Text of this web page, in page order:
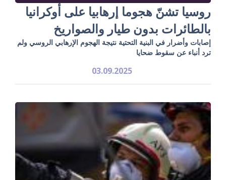
روسيا تشنّ هجوما إرهابيا على أوكرانيا
بالطائرات بدون طيار والصواريخ
إصابات وأضرار في البنية التحتية نتيجة الهجوم الإرهابي الروسي ولم
ترد أنباء عن سقوط ضحايا
03.09.2025